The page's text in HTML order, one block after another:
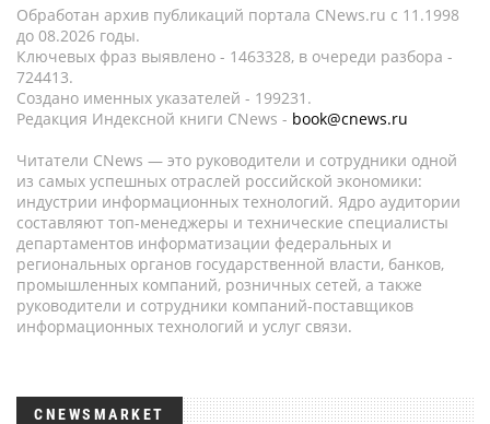
Обработан архив публикаций портала CNews.ru c 11.1998
до 08.2026 годы.
Ключевых фраз выявлено - 1463328, в очереди разбора -
724413.
Создано именных указателей - 199231.
Редакция Индексной книги CNews - book@cnews.ru
Читатели CNews — это руководители и сотрудники одной
из самых успешных отраслей российской экономики:
индустрии информационных технологий. Ядро аудитории
составляют топ-менеджеры и технические специалисты
департаментов информатизации федеральных и
региональных органов государственной власти, банков,
промышленных компаний, розничных сетей, а также
руководители и сотрудники компаний-поставщиков
информационных технологий и услуг связи.
CNEWSMARKET